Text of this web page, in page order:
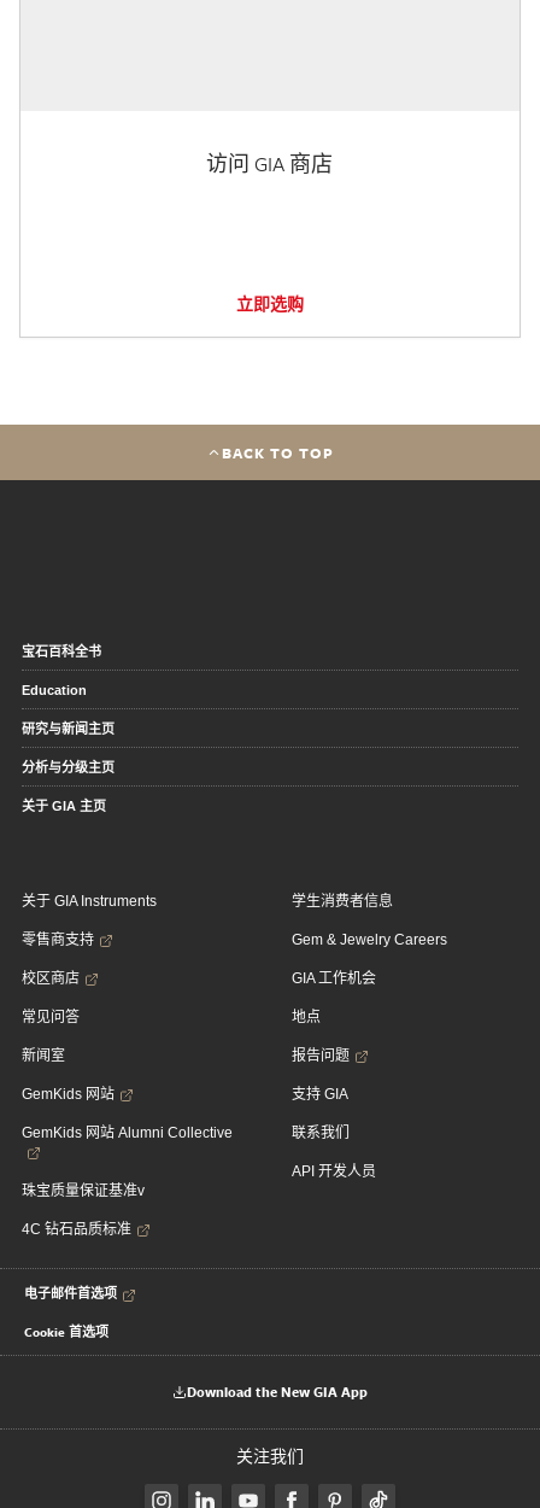
访问 GIA 商店
立即选购
BACK TO TOP
宝石百科全书
Education
研究与新闻主页
分析与分级主页
关于 GIA 主页
关于 GIA Instruments
零售商支持
校区商店
常见问答
新闻室
GemKids 网站
GemKids 网站 Alumni Collective
珠宝质量保证基准v
4C 钻石品质标准
学生消费者信息
Gem & Jewelry Careers
GIA 工作机会
地点
报告问题
支持 GIA
联系我们
API 开发人员
电子邮件首选项
Cookie 首选项
Download the New GIA App
关注我们